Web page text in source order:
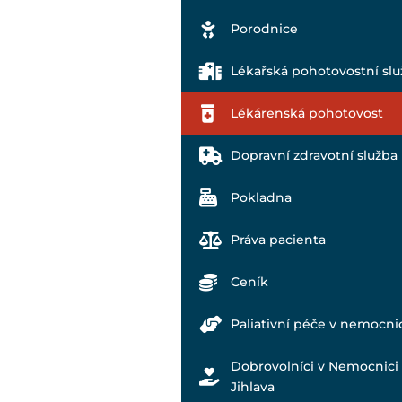
Porodnice
Lékařská pohotovostní
Lékárenská pohotovost
Dopravní zdravotní služba
Pokladna
Práva pacienta
Ceník
Paliativní péče v
Dobrovolníci v Nemocnici
Jihlava